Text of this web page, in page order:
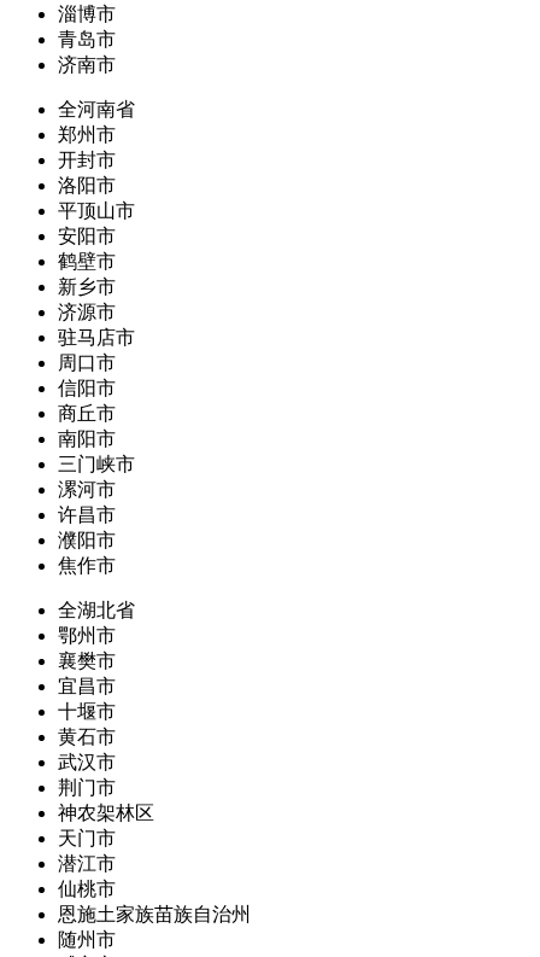
淄博市
青岛市
济南市
全河南省
郑州市
开封市
洛阳市
平顶山市
安阳市
鹤壁市
新乡市
济源市
驻马店市
周口市
信阳市
商丘市
南阳市
三门峡市
漯河市
许昌市
濮阳市
焦作市
全湖北省
鄂州市
襄樊市
宜昌市
十堰市
黄石市
武汉市
荆门市
神农架林区
天门市
潜江市
仙桃市
恩施土家族苗族自治州
随州市